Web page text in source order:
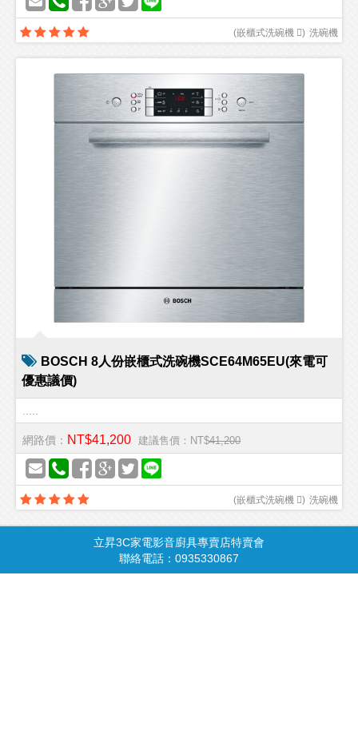
洗碗機
(嵌櫃式洗碗機 )
BOSCH 8人份嵌櫃式洗碗機SCE64M65EU(來電可
優惠議價)
網路價： NT$41,200 建議售價：NT$41,200
洗碗機
(嵌櫃式洗碗機 )
請由此進入
立昇3C家電影音廚具專賣店特賣會
聯絡電話：0935330867